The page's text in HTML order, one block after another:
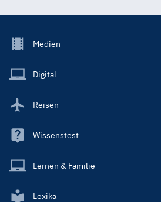
Footer
Main
Medien
Digital
Reisen
Wissenstest
Lernen & Familie
Lexika